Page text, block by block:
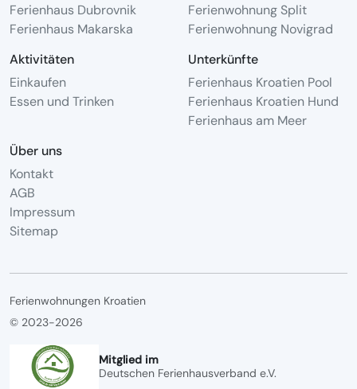
Ferienhaus Dubrovnik
Ferienhaus Makarska
Ferienwohnung Split
Ferienwohnung Novigrad
Aktivitäten
Einkaufen
Essen und Trinken
Unterkünfte
Ferienhaus Kroatien Pool
Ferienhaus Kroatien Hund
Ferienhaus am Meer
Über uns
Kontakt
AGB
Impressum
Sitemap
Ferienwohnungen Kroatien
© 2023-2026
Mitglied im
Deutschen Ferienhausverband e.V.